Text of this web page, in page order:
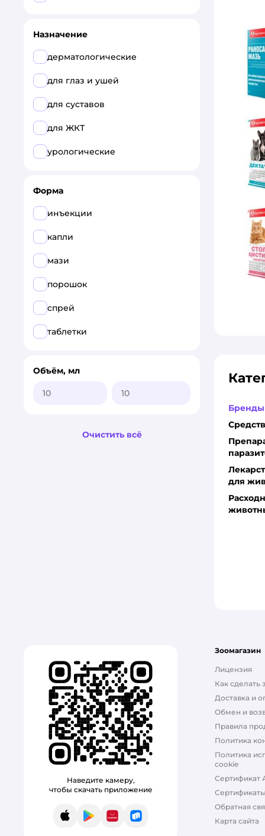
Бренды
для
БАРС
Ветбиохим
Ветзвероцентр
ПРОМОМЕД здоровье
Назначение
дерматологические
для глаз и ушей
для суставов
для ЖКТ
урологические
Форма
инъекции
капли
мази
порошок
спрей
таблетки
Объём, мл
Очистить всё
Наведите камеру,
чтобы скачать приложение
App StoreGoogle Play
AppGallery
RuStore
Зоомагазин
Лицензия
Как сделать
Доставка и
Обмен и
Правила
Политика
Политика
cookie
Сертификат
Сертификаты
Обратная
Карта сайта